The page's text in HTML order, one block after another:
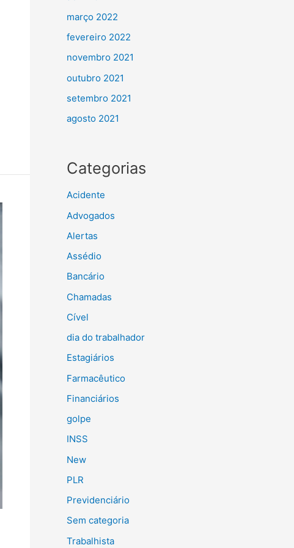
março 2022
fevereiro 2022
novembro 2021
outubro 2021
setembro 2021
agosto 2021
Categorias
Acidente
Advogados
Alertas
Assédio
Bancário
Chamadas
Cível
dia do trabalhador
Estagiários
Farmacêutico
Financiários
golpe
INSS
New
PLR
Previdenciário
Sem categoria
Trabalhista